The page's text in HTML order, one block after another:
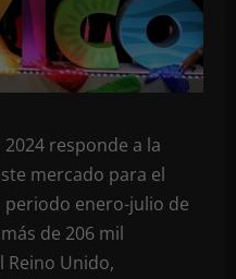
responde a la
mercado para el
periodo enero-julio de
de 206 mil
Reino Unido,